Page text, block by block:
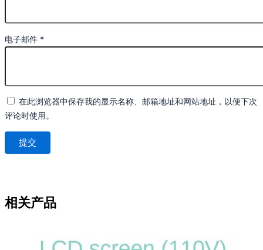
电子邮件 *
在此浏览器中保存我的显示名称、邮箱地址和网站地址，以便下次
评论时使用。
相关产品